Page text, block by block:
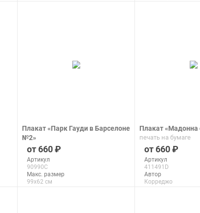
Плакат «Парк Гауди в Барселоне
№2»
печать на бумаге
660
Артикул
90990C
Макс. размер
99x62 см
Плакат
печать на бумаге
660
Артикул
411491D
Автор
Корреджо